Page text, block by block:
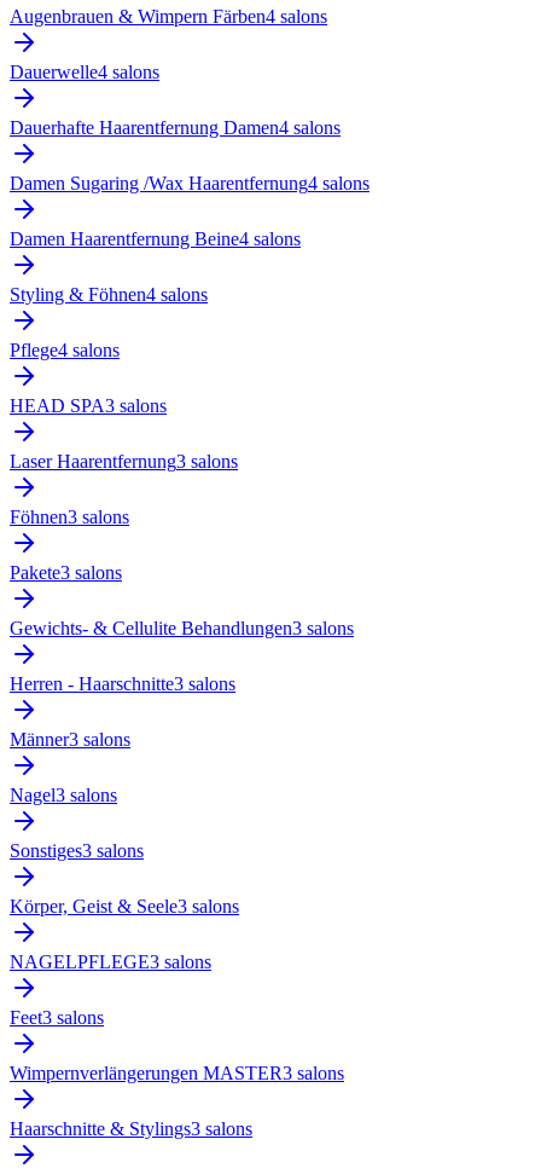
Augenbrauen & Wimpern Färben4 salons
Dauerwelle4 salons
Dauerhafte Haarentfernung Damen4 salons
Damen Sugaring /Wax Haarentfernung4 salons
Damen Haarentfernung Beine4 salons
Styling & Föhnen4 salons
Pflege4 salons
HEAD SPA3 salons
Laser Haarentfernung3 salons
Föhnen3 salons
Pakete3 salons
Gewichts- & Cellulite Behandlungen3 salons
Herren - Haarschnitte3 salons
Männer3 salons
Nagel3 salons
Sonstiges3 salons
Körper, Geist & Seele3 salons
NAGELPFLEGE3 salons
Feet3 salons
Wimpernverlängerungen MASTER3 salons
Haarschnitte & Stylings3 salons